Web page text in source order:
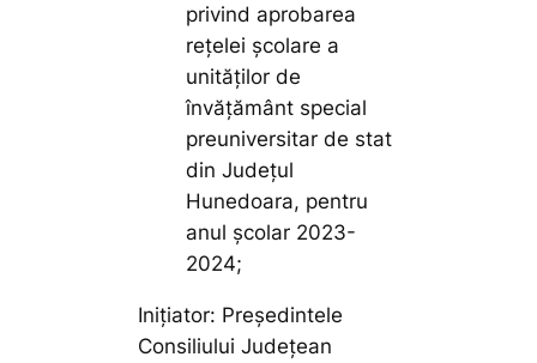
privind aprobarea
reţelei şcolare a
unităților de
învățământ special
preuniversitar de stat
din Judeţul
Hunedoara, pentru
anul şcolar 2023-
2024;
Inițiator: Președintele
Consiliului Județean